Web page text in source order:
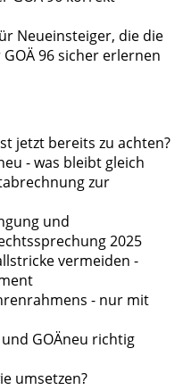
Neueinsteiger, die die
96 sicher erlernen
jetzt bereits zu achten?
- was bleibt gleich
zur
und
2025
vermeiden -
- nur mit
GOÄneu richtig
umsetzen?